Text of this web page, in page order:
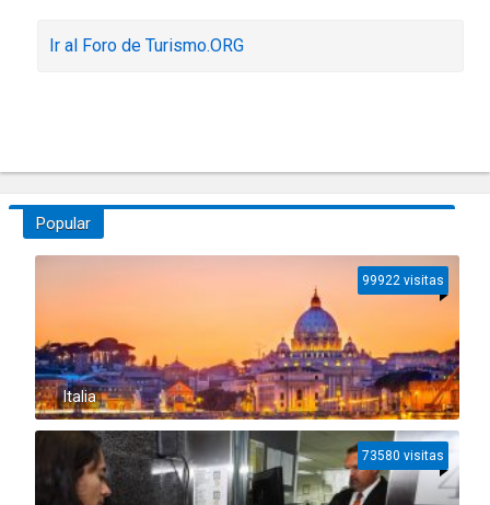
Ir al Foro de Turismo.ORG
Popular
Italia
99922 visitas
73580 visitas